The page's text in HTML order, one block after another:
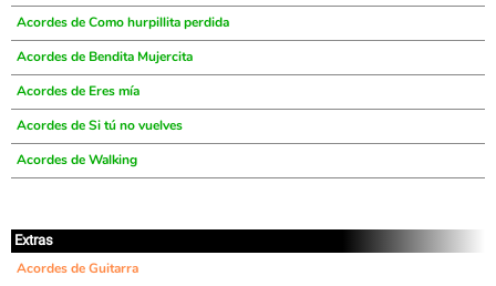
Acordes de Como hurpillita perdida
Acordes de Bendita Mujercita
Acordes de Eres mía
Acordes de Si tú no vuelves
Acordes de Walking
Extras
Acordes de Guitarra